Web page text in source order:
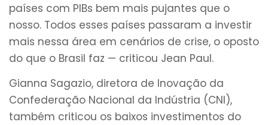
países com PIBs bem mais pujantes que o
nosso. Todos esses países passaram a investir
mais nessa área em cenários de crise, o oposto
do que o Brasil faz — criticou Jean Paul.
Gianna Sagazio, diretora de Inovação da
Confederação Nacional da Indústria (CNI),
também criticou os baixos investimentos do